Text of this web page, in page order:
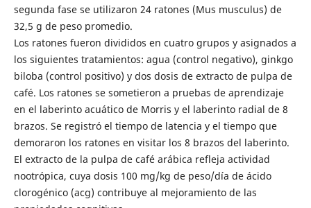
segunda fase se utilizaron 24 ratones (Mus musculus) de
32,5 g de peso promedio.
Los ratones fueron divididos en cuatro grupos y asignados a
los siguientes tratamientos: agua (control negativo), ginkgo
biloba (control positivo) y dos dosis de extracto de pulpa de
café. Los ratones se sometieron a pruebas de aprendizaje
en el laberinto acuático de Morris y el laberinto radial de 8
brazos. Se registró el tiempo de latencia y el tiempo que
demoraron los ratones en visitar los 8 brazos del laberinto.
El extracto de la pulpa de café arábica refleja actividad
nootrópica, cuya dosis 100 mg/kg de peso/día de ácido
clorogénico (acg) contribuye al mejoramiento de las